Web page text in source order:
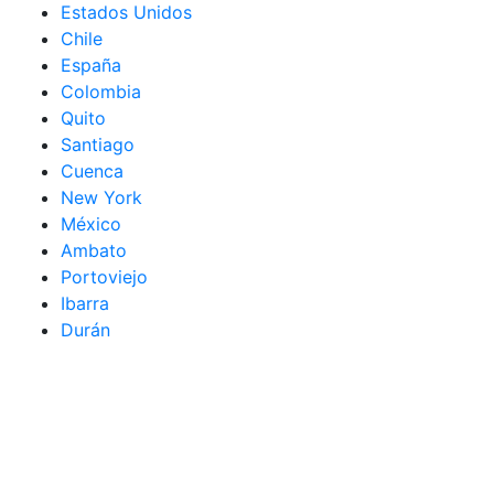
Estados Unidos
Chile
España
Colombia
Quito
Santiago
Cuenca
New York
México
Ambato
Portoviejo
Ibarra
Durán